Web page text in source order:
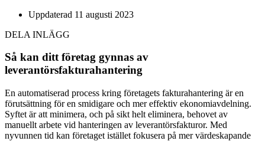
Uppdaterad 11 augusti 2023
DELA INLÄGG
Så kan ditt företag gynnas av
leverantörsfakturahantering
En automatiserad process kring företagets fakturahantering är en
förutsättning för en smidigare och mer effektiv ekonomiavdelning.
Syftet är att minimera, och på sikt helt eliminera, behovet av
manuellt arbete vid hanteringen av leverantörsfakturor. Med
nyvunnen tid kan företaget istället fokusera på mer värdeskapande